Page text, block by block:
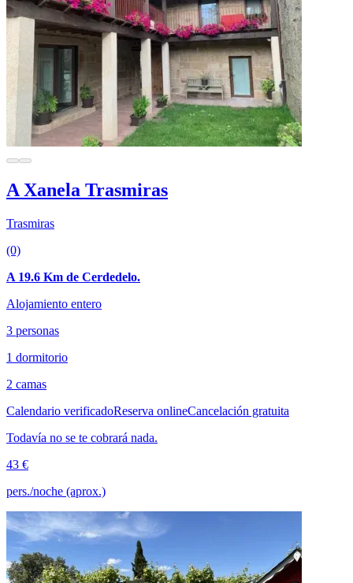
A Xanela Trasmiras
Trasmiras
(0)
A 19.6 Km de Cerdedelo.
Alojamiento entero
3 personas
1 dormitorio
2 camas
Calendario verificadoReserva onlineCancelación gratuita
Todavía no se te cobrará nada.
43 €
pers./noche (aprox.)